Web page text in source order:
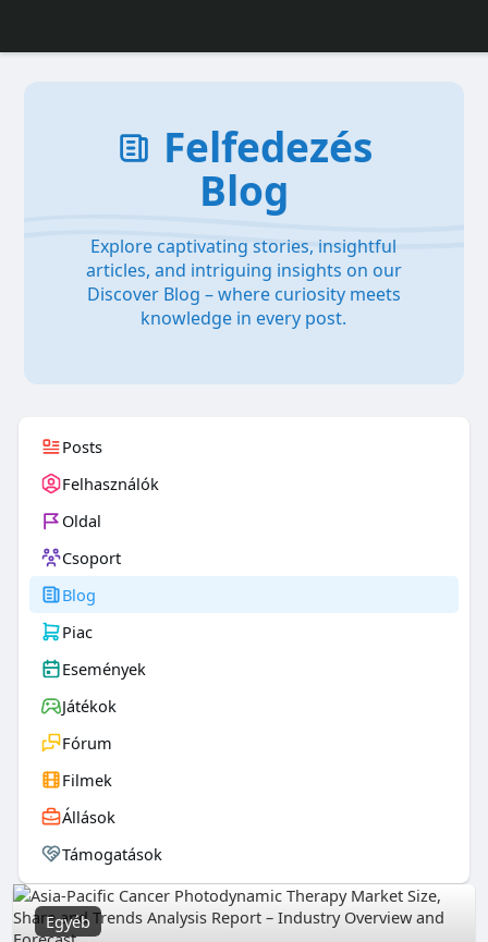
Felfedezés
Blog
Explore captivating stories, insightful
articles, and intriguing insights on our
Discover Blog – where curiosity meets
knowledge in every post.
Posts
Felhasználók
Oldal
Csoport
Blog
Piac
Események
Játékok
Fórum
Filmek
Állások
Támogatások
Egyéb